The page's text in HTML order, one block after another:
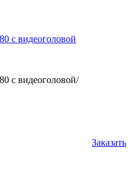
с видеоголовой
с видеоголовой/
Заказать